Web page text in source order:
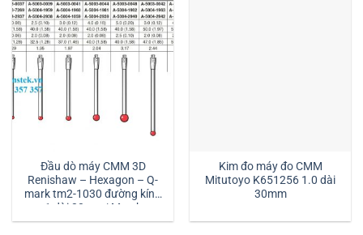
Đầu dò máy CMM 3D
Renishaw – Hexagon – Q-
mark tm2-1030 đường kính
1 dài 30mm:| Mstek
Technology
Kim đo máy đo CMM
Mitutoyo K651256 1.0 dài
30mm